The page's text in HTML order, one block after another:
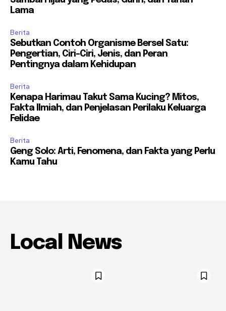
Lama
Berita
Sebutkan Contoh Organisme Bersel Satu:
Pengertian, Ciri-Ciri, Jenis, dan Peran
Pentingnya dalam Kehidupan
Berita
Kenapa Harimau Takut Sama Kucing? Mitos,
Fakta Ilmiah, dan Penjelasan Perilaku Keluarga
Felidae
Berita
Geng Solo: Arti, Fenomena, dan Fakta yang Perlu
Kamu Tahu
Local News